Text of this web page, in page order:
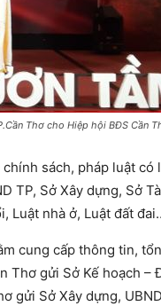
Thơ cho Hiệp hội BĐS Cần
sách, pháp luật có
TP, Sở Xây dựng, Sở
Luật nhà ở, Luật đất
cung cấp thông tin,
Thơ gửi Sở Kế hoạch –
gửi Sở Xây dựng,